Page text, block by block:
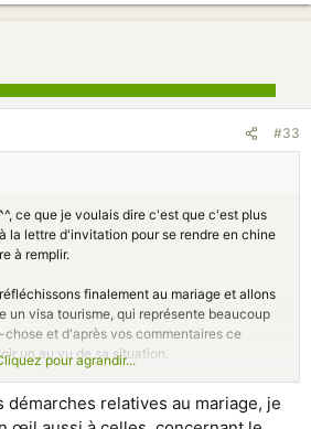
#33
ce que je voulais dire c'est que c'est plus
la lettre d'invitation pour se rendre en chine
à remplir.
finalement au mariage et allons
un visa tourisme, qui représente beaucoup
et d'après vos commentaires ce
un au vu de sa situation.
de vivre ensemble, le mariage parait de
pour agrandir...
démarches relatives au mariage, je